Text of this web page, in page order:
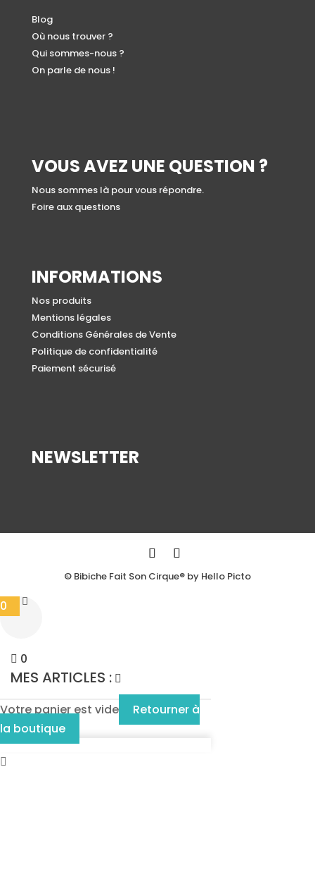
Blog
Où nous trouver ?
Qui sommes-nous ?
On parle de nous !
VOUS AVEZ UNE QUESTION ?
Nous sommes là pour vous répondre.
Foire aux questions
INFORMATIONS
Nos produits
Mentions légales
Conditions Générales de Vente
Politique de confidentialité
Paiement sécurisé
NEWSLETTER
© Bibiche Fait Son Cirque® by Hello Picto
0
0
MES ARTICLES :
Votre panier est vide
Retourner à
la boutique